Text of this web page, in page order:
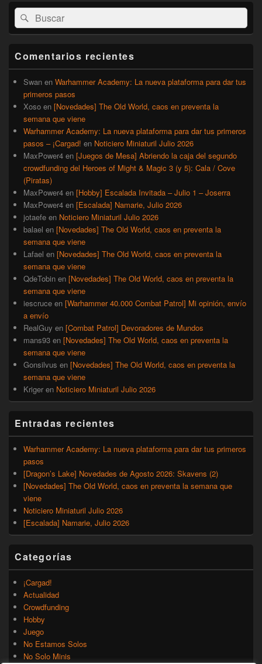
El
área
de
lateral
primaria
Buscar
por:
Buscar
Comentarios recientes
Swan en Warhammer Academy: La nueva plataforma para dar tus
primeros pasos
Xoso en [Novedades] The Old World, caos en preventa la
semana que viene
Warhammer Academy: La nueva plataforma para dar tus primeros
pasos – ¡Cargad! en Noticiero Miniaturil Julio 2026
MaxPower4 en [Juegos de Mesa] Abriendo la caja del segundo
crowdfunding del Heroes of Might & Magic 3 (y 5): Cala / Cove
(Piratas)
MaxPower4 en [Hobby] Escalada Invitada – Julio 1 – Joserra
MaxPower4 en [Escalada] Namarie, Julio 2026
jotaefe en Noticiero Miniaturil Julio 2026
balael en [Novedades] The Old World, caos en preventa la
semana que viene
Lafael en [Novedades] The Old World, caos en preventa la
semana que viene
QdeTobin en [Novedades] The Old World, caos en preventa la
semana que viene
iescruce en [Warhammer 40.000 Combat Patrol] Mi opinión, envío
a envío
RealGuy en [Combat Patrol] Devoradores de Mundos
mans93 en [Novedades] The Old World, caos en preventa la
semana que viene
Gonsilvus en [Novedades] The Old World, caos en preventa la
semana que viene
Kriger en Noticiero Miniaturil Julio 2026
Entradas recientes
Warhammer Academy: La nueva plataforma para dar tus primeros
pasos
[Dragon’s Lake] Novedades de Agosto 2026: Skavens (2)
[Novedades] The Old World, caos en preventa la semana que
viene
Noticiero Miniaturil Julio 2026
[Escalada] Namarie, Julio 2026
Categorías
¡Cargad!
Actualidad
Crowdfunding
Hobby
Juego
No Estamos Solos
No Solo Minis